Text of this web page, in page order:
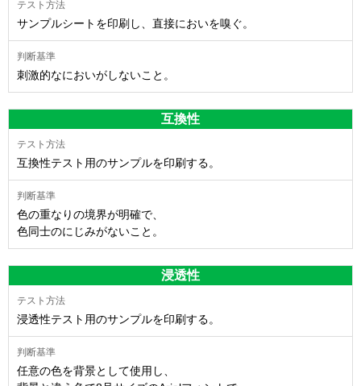
サンプルシートを印刷し、直接においを嗅ぐ。
刺激的なにおいがしないこと。
互換性
互換性テスト用のサンプルを印刷する。
色の重なりの境界が明確で、
色同士のにじみがないこと。
浸透性
浸透性テスト用のサンプルを印刷する。
任意の色を背景として使用し、